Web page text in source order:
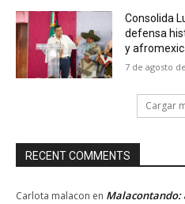
Consolida
defensa
y
7 de agosto
Cargar
RECENT COMMENTS
Carlota malacon en Malacontando: